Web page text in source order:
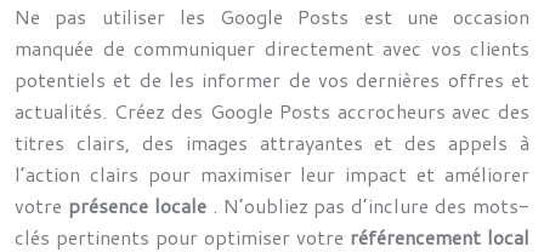
Ne pas utiliser les Google Posts est une occasion
manquée de communiquer directement avec vos clients
potentiels et de les informer de vos dernières offres et
actualités. Créez des Google Posts accrocheurs avec des
titres clairs, des images attrayantes et des appels à
l’action clairs pour maximiser leur impact et améliorer
votre présence locale . N’oubliez pas d’inclure des mots-
clés pertinents pour optimiser votre référencement local